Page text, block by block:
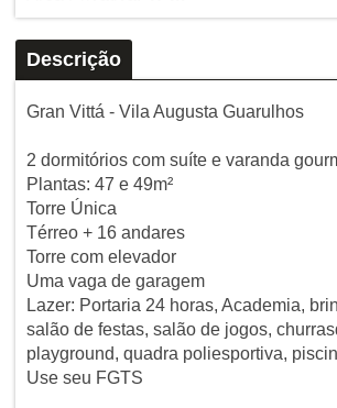
Descrição
Gran Vittá - Vila Augusta Guarulhos
2 dormitórios com suíte e varanda
Plantas: 47 e 49m²
Torre Única
Térreo + 16 andares
Torre com elevador
Uma vaga de garagem
Lazer: Portaria 24 horas, Academia,
salão de festas, salão de jogos,
playground, quadra poliesportiva,
Use seu FGTS